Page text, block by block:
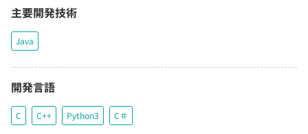
主要開発技術
Java
開発言語
C C++ Python3 C＃